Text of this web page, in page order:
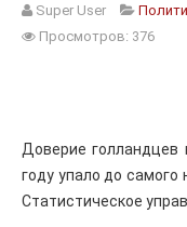
Super User
Просмотров: 376
Доверие голландцев
году упало до самого
Статистическое